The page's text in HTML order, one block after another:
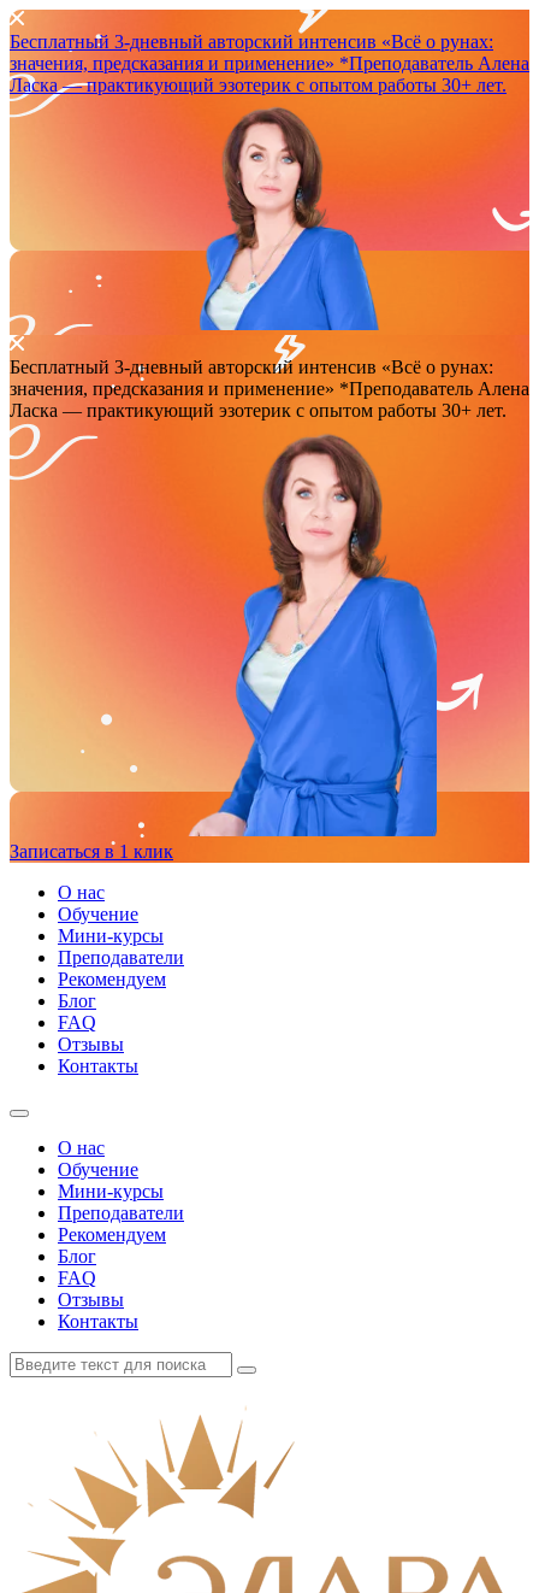
Бесплатный 3-дневный авторский интенсив «Всё о рунах:
значения, предсказания и применение» *Преподаватель Аленa
Ласка — практикующий эзотерик с опытом работы 30+ лет.
Бесплатный 3-дневный авторский интенсив «Всё о рунах:
значения, предсказания и применение» *Преподаватель Аленa
Ласка — практикующий эзотерик с опытом работы 30+ лет.
Записаться в 1 клик
О нас
Обучение
Мини-курсы
Преподаватели
Рекомендуем
Блог
FAQ
Отзывы
Контакты
О нас
Обучение
Мини-курсы
Преподаватели
Рекомендуем
Блог
FAQ
Отзывы
Контакты